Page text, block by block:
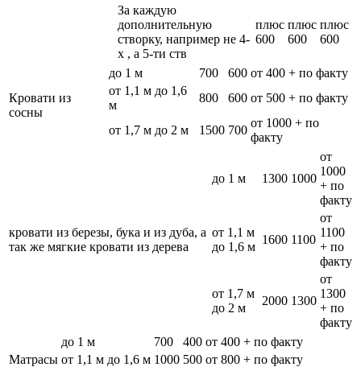
За каждую
дополнительную
створку, например не 4-
х , а 5-ти ств
плюс
600
плюс
600
плюс
600
Кровати из
сосны
до 1 м 700 600 от 400 + по факту
от 1,1 м до 1,6
м
800 600 от 500 + по факту
от 1,7 м до 2 м 1500 700
от 1000 + по
факту
кровати из березы, бука и из дуба, а
так же мягкие кровати из дерева
до 1 м 1300 1000
от
1000
+ по
факту
от 1,1 м
до 1,6 м
1600 1100
от
1100
+ по
факту
от 1,7 м
до 2 м
2000 1300
от
1300
+ по
факту
Матрасы
до 1 м 700 400 от 400 + по факту
от 1,1 м до 1,6 м 1000 500 от 800 + по факту